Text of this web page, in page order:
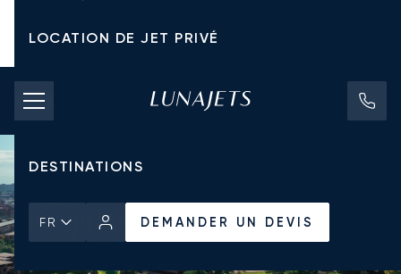
LOCATION DE JET PRIVÉ
TARIFS D'AFFRÈTEMENT
JETS PRIVÉS
DESTINATIONS
FR DEMANDER UN DEVIS